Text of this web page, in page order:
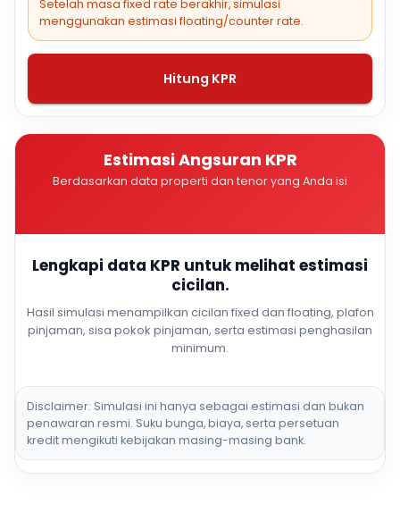
Setelah masa fixed rate berakhir, simulasi
menggunakan estimasi floating/counter rate.
Hitung KPR
Estimasi Angsuran KPR
Berdasarkan data properti dan tenor yang Anda isi
Lengkapi data KPR untuk melihat estimasi
cicilan.
Hasil simulasi menampilkan cicilan fixed dan floating, plafon
pinjaman, sisa pokok pinjaman, serta estimasi penghasilan
minimum.
Disclaimer: Simulasi ini hanya sebagai estimasi dan bukan
penawaran resmi. Suku bunga, biaya, serta persetuan
kredit mengikuti kebijakan masing-masing bank.